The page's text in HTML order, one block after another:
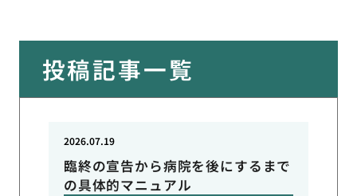
投稿記事一覧
臨終の宣告から病院を後にするまで
の具体的マニュアル
2026.07.19